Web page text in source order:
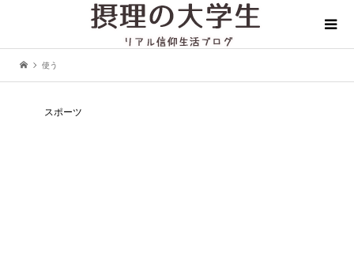
使う
スポーツ